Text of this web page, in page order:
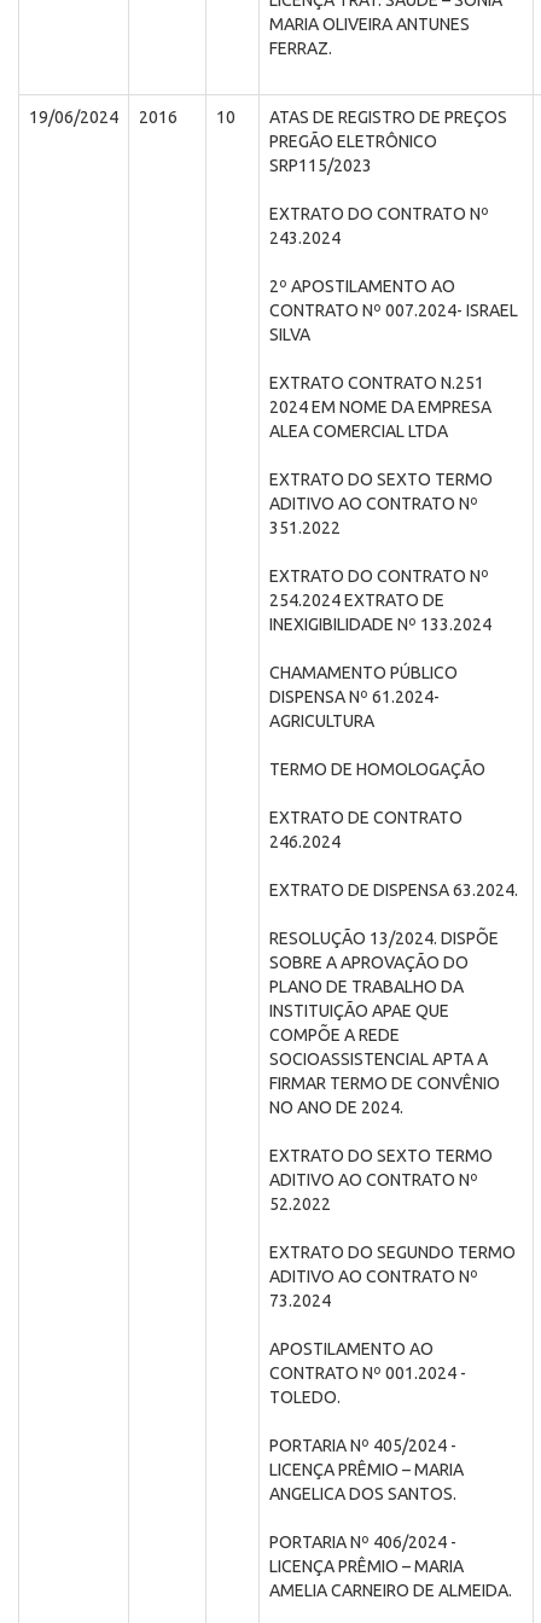
MARIA OLIVEIRA ANTUNES
FERRAZ.
19/06/2024 2016 10
ATAS DE REGISTRO DE PREÇOS
PREGÃO ELETRÔNICO
SRP115/2023
EXTRATO DO CONTRATO Nº
243.2024
2º APOSTILAMENTO AO
CONTRATO Nº 007.2024- ISRAEL
SILVA
EXTRATO CONTRATO N.251
2024 EM NOME DA EMPRESA
ALEA COMERCIAL LTDA
EXTRATO DO SEXTO TERMO
ADITIVO AO CONTRATO Nº
351.2022
EXTRATO DO CONTRATO Nº
254.2024 EXTRATO DE
INEXIGIBILIDADE Nº 133.2024
CHAMAMENTO PÚBLICO
DISPENSA Nº 61.2024-
AGRICULTURA
TERMO DE HOMOLOGAÇÃO
EXTRATO DE CONTRATO
246.2024
EXTRATO DE DISPENSA 63.2024.
RESOLUÇÃO 13/2024. DISPÕE
SOBRE A APROVAÇÃO DO
PLANO DE TRABALHO DA
INSTITUIÇÃO APAE QUE
COMPÕE A REDE
SOCIOASSISTENCIAL APTA A
FIRMAR TERMO DE CONVÊNIO
NO ANO DE 2024.
EXTRATO DO SEXTO TERMO
ADITIVO AO CONTRATO Nº
52.2022
EXTRATO DO SEGUNDO TERMO
ADITIVO AO CONTRATO Nº
73.2024
APOSTILAMENTO AO
CONTRATO Nº 001.2024 -
TOLEDO.
PORTARIA Nº 405/2024 -
LICENÇA PRÊMIO – MARIA
ANGELICA DOS SANTOS.
PORTARIA Nº 406/2024 -
LICENÇA PRÊMIO – MARIA
AMELIA CARNEIRO DE ALMEIDA.